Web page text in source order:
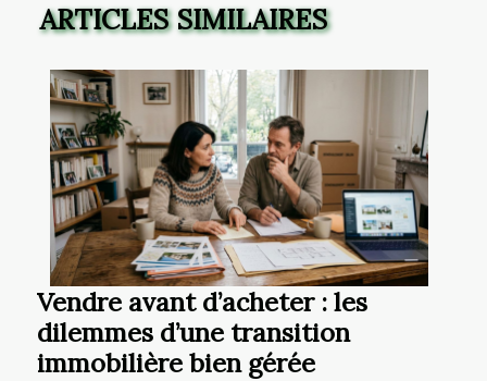
ARTICLES SIMILAIRES
Vendre avant d’acheter : les
dilemmes d’une transition
immobilière bien gérée